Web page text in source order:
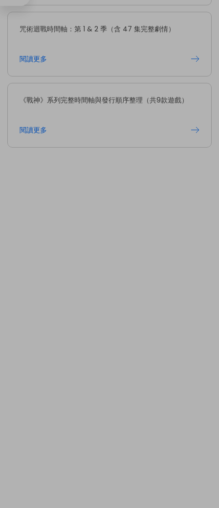
咒術迴戰時間軸：第 1 & 2 季（含 47 集完整劇情）
閱讀更多
《戰神》系列完整時間軸與發行順序整理（共9款遊戲）
閱讀更多